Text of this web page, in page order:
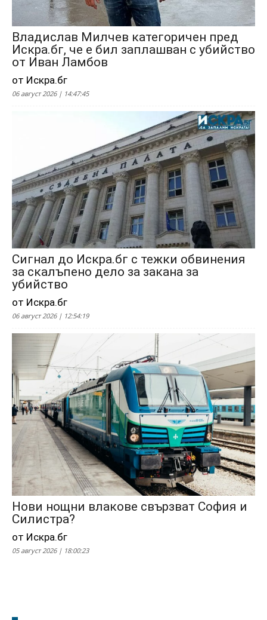
Владислав Милчев категоричен пред
Искра.бг, че е бил заплашван с убийство
от Иван Ламбов
от Искра.бг
06 август 2026 | 14:47:45
Сигнал до Искра.бг с тежки обвинения
за скалъпено дело за закана за
убийство
от Искра.бг
06 август 2026 | 12:54:19
Нови нощни влакове свързват София и
Силистра?
от Искра.бг
05 август 2026 | 18:00:23